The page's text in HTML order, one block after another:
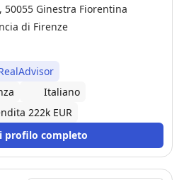
50055 Ginestra Fiorentina
di Firenze
Italiano
222k EUR
profilo completo